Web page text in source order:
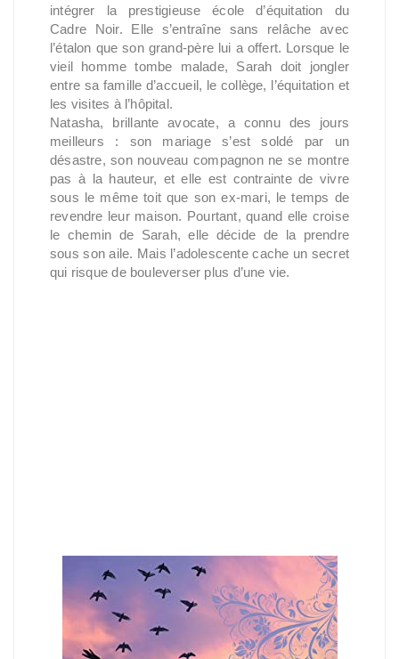
intégrer la prestigieuse école d’équitation du
Cadre Noir. Elle s’entraîne sans relâche avec
l’étalon que son grand-père lui a offert. Lorsque le
vieil homme tombe malade, Sarah doit jongler
entre sa famille d’accueil, le collège, l’équitation et
les visites à l’hôpital.
Natasha, brillante avocate, a connu des jours
meilleurs : son mariage s’est soldé par un
désastre, son nouveau compagnon ne se montre
pas à la hauteur, et elle est contrainte de vivre
sous le même toit que son ex-mari, le temps de
revendre leur maison. Pourtant, quand elle croise
le chemin de Sarah, elle décide de la prendre
sous son aile. Mais l’adolescente cache un secret
qui risque de bouleverser plus d’une vie.